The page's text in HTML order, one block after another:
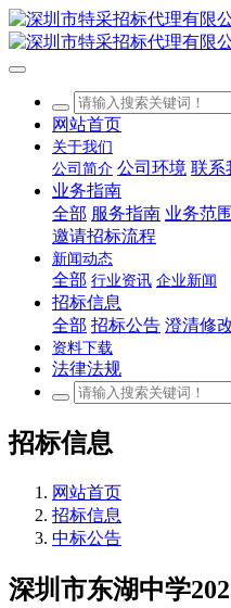
网站首页
关于我们
公司简介 公司环境 联系
业务指南
全部 服务指南 业务范围
邀请招标流程
新闻动态
全部 行业资讯 企业新闻
招标信息
全部 招标公告 澄清修
资料下载
法律法规
招标信息
网站首页
招标信息
中标公告
深圳市东湖中学